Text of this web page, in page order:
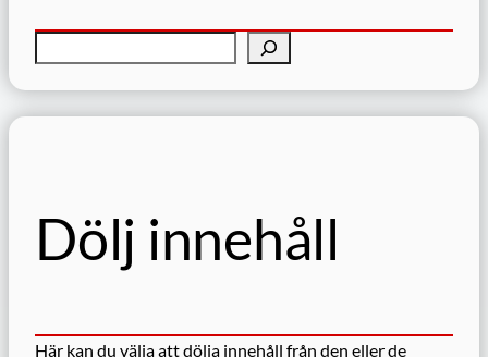
ö
Dölj innehåll
Här kan du välja att dölja innehåll från den eller de